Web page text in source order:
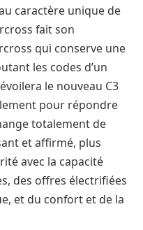
caractère unique de
fait son
qui conserve une
les codes d’un
le nouveau C3
pour répondre
totalement de
et affirmé, plus
avec la capacité
des offres électrifiées
et du confort et de la